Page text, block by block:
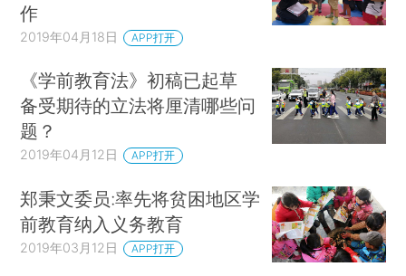
作
2019年04月18日 APP打开
《学前教育法》初稿已起草
备受期待的立法将厘清哪些问
题？
2019年04月12日 APP打开
郑秉文委员:率先将贫困地区学
前教育纳入义务教育
2019年03月12日 APP打开